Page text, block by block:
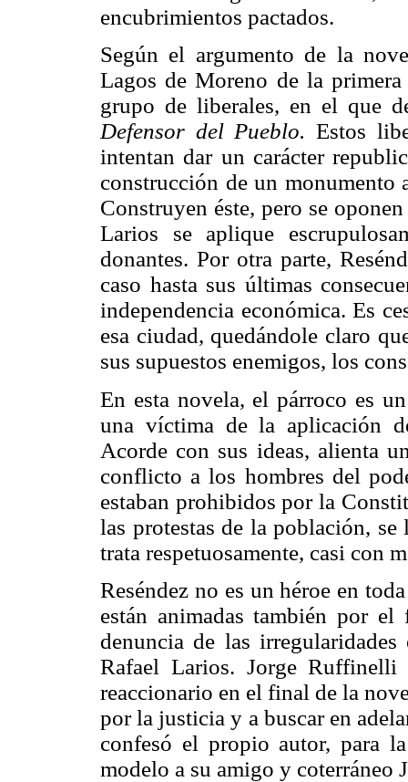
encubrimientos pactados.
Según el argumento de la
Lagos de Moreno de la
grupo de liberales, en el que
Defensor del Pueblo. Estos
intentan dar un carácter
construcción de un monumento
Construyen éste, pero se
Larios se aplique
donantes. Por otra parte,
caso hasta sus últimas
independencia económica. Es
esa ciudad, quedándole claro
sus supuestos enemigos, los
En esta novela, el párroco es
una víctima de la aplicación
Acorde con sus ideas, alienta
conflicto a los hombres del
estaban prohibidos por la
las protestas de la población,
trata respetuosamente, casi con
Reséndez no es un héroe en
están animadas también por
denuncia de las
Rafael Larios. Jorge
reaccionario en el final de la
por la justicia y a buscar en
confesó el propio autor, para
modelo a su amigo y coterráneo